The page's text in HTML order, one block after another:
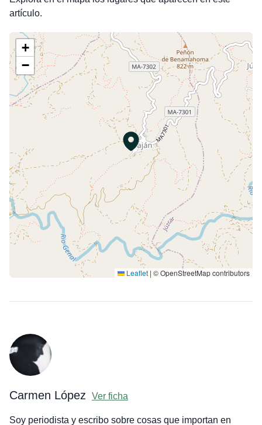
artículo.
+
−
Leaflet | © OpenStreetMap contributors
Carmen López Ver ficha
Soy periodista y escribo sobre cosas que importan en